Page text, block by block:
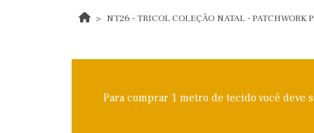
NT26 - TRICOL COLEÇÃO NATAL - PATCHWORK
Para comprar 1 metro de tecido você